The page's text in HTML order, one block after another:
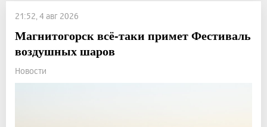
21:52, 4 авг 2026
Магнитогорск всё-таки примет Фестиваль
воздушных шаров
Новости